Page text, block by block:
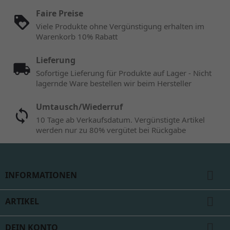
Faire Preise
Viele Produkte ohne Vergünstigung erhalten im
Warenkorb 10% Rabatt
Lieferung
Sofortige Lieferung für Produkte auf Lager - Nicht
lagernde Ware bestellen wir beim Hersteller
Umtausch/Wiederruf
10 Tage ab Verkaufsdatum. Vergünstigte Artikel
werden nur zu 80% vergütet bei Rückgabe
INFORMATIONEN
ARTIKEL
DEIN KONTO